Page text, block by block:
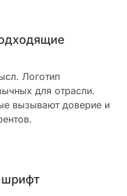
Логотип
для отрасли.
вызывают доверие и